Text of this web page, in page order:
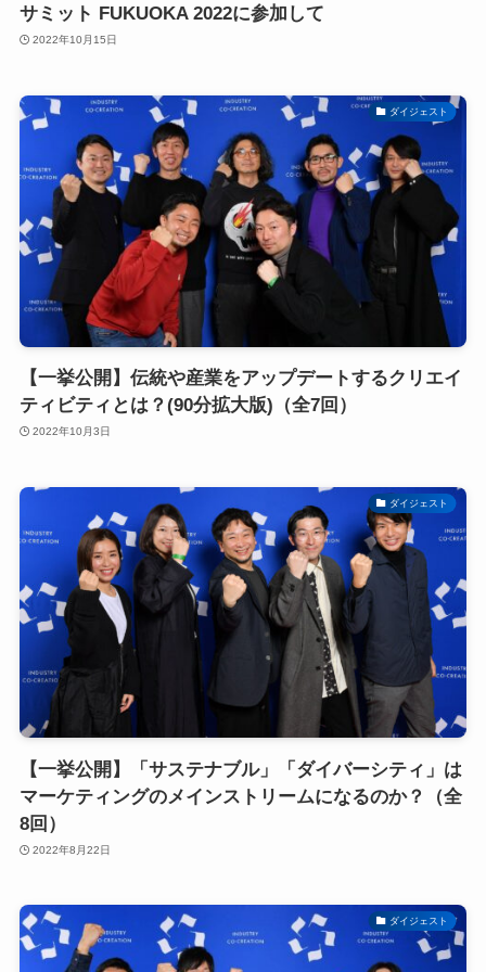
サミット FUKUOKA 2022に参加して
2022年10月15日
ダイジェスト
【一挙公開】伝統や産業をアップデートするクリエイ
ティビティとは？(90分拡大版)（全7回）
2022年10月3日
ダイジェスト
【一挙公開】「サステナブル」「ダイバーシティ」は
マーケティングのメインストリームになるのか？（全
8回）
2022年8月22日
ダイジェスト